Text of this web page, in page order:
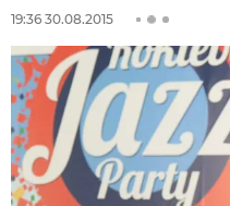
19:36 30.08.2015